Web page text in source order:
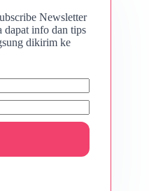
Newsletter
dapat info dan tips
dikirim ke